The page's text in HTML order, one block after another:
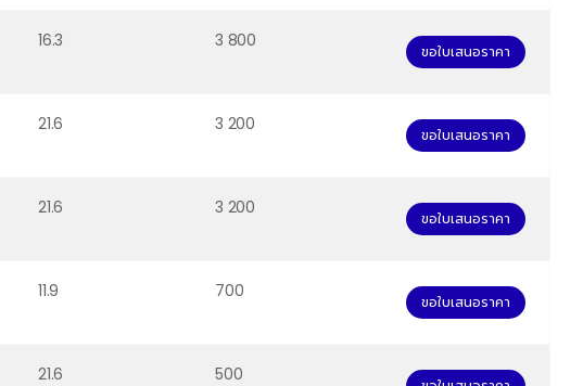
16.3 3 800
ขอใบเสนอราคา
21.6 3 200
ขอใบเสนอราคา
21.6 3 200
ขอใบเสนอราคา
11.9 700
ขอใบเสนอราคา
21.6 500